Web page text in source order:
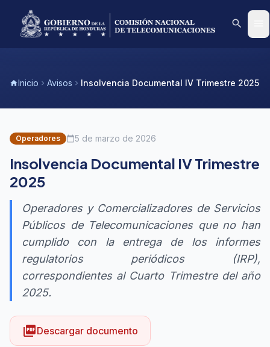
search
homeInicio chevron_right Avisos chevron_right Insolvencia Documental IV Trimestre 2025
Operadores calendar_today5 de marzo de 2026
Insolvencia Documental IV Trimestre
2025
Operadores y Comercializadores de Servicios
Públicos de Telecomunicaciones que no han
cumplido con la entrega de los informes
regulatorios periódicos (IRP),
correspondientes al Cuarto Trimestre del año
2025.
picture_as_pdfDescargar documento